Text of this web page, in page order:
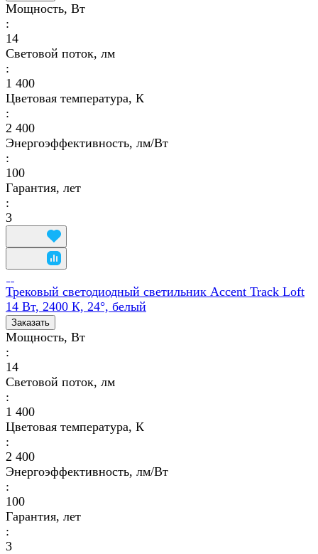
Мощность, Вт
:
14
Световой поток, лм
:
1 400
Цветовая температура, К
:
2 400
Энергоэффективность, лм/Вт
:
100
Гарантия, лет
:
3
Трековый светодиодный светильник Accent Track Loft
14 Вт, 2400 К, 24°, белый
Заказать
Мощность, Вт
:
14
Световой поток, лм
:
1 400
Цветовая температура, К
:
2 400
Энергоэффективность, лм/Вт
:
100
Гарантия, лет
:
3